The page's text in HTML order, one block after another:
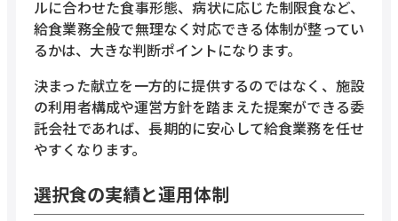
ルに合わせた食事形態、病状に応じた制限食など、
給食業務全般で無理なく対応できる体制が整ってい
るかは、大きな判断ポイントになります。
決まった献立を一方的に提供するのではなく、施設
の利用者構成や運営方針を踏まえた提案ができる委
託会社であれば、長期的に安心して給食業務を任せ
やすくなります。
選択食の実績と運用体制